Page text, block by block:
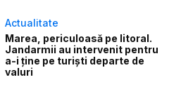
Actualitate
Marea, periculoasă pe litoral.
Jandarmii au intervenit pentru
a-i ține pe turiști departe de
valuri